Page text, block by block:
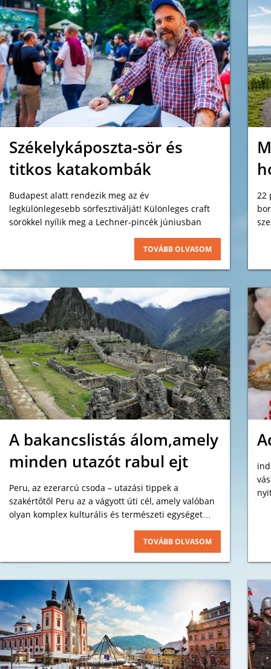
Székelykáposzta-sör és
titkos katakombák
Budapest alatt rendezik meg az év
legkülönlegesebb sörfesztiválját! Különleges craft
sörökkel nyílik meg a Lechner-pincék júniusban
TOVÁBB OLVASOM
22
A bakancslistás álom,amely
minden utazót rabul ejt
Peru, az ezerarcú csoda – utazási tippek a
szakértőtől Peru az a vágyott úti cél, amely valóban
olyan komplex kulturális és természeti egységet
alkot, amit egyszer az életben mindenkinek látnia
TOVÁBB OLVASOM